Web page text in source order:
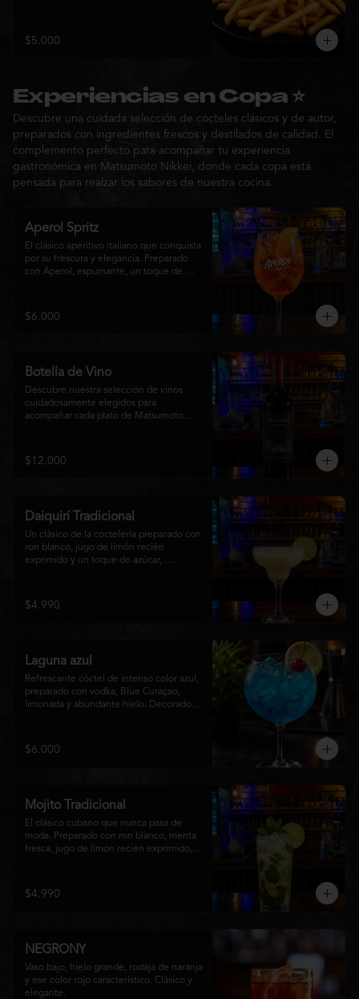
$5.000
Experiencias en Copa ⭐
Descubre una cuidada selección de cócteles clásicos y de autor,
preparados con ingredientes frescos y destilados de calidad. El
complemento perfecto para acompañar tu experiencia
gastronómica en Matsumoto Nikkei, donde cada copa está
pensada para realzar los sabores de nuestra cocina.
Aperol Spritz
El clásico aperitivo italiano que conquista
por su frescura y elegancia. Preparado
con Aperol, espumante, un toque de
refrescante y de notas cítricas, perfecto
para disfrutar antes de la comida o
$6.000
Botella de Vino
Descubre nuestra selección de vinos
cuidadosamente elegidos para
acompañar cada plato de Matsumoto
$12.000
Daiquirí Tradicional
Un clásico de la coctelería preparado con
ron blanco, jugo de limón recién
exprimido y un toque de azúcar,
cóctel equilibrado, de notas cítricas y
sabor intenso, perfecto para disfrutar en
$4.990
Laguna azul
Refrescante cóctel de intenso color azul,
preparado con vodka, Blue Curaçao,
limonada y abundante hielo. Decorado
final fresco, ideal para cualquier ocasión.
$6.000
Mojito Tradicional
El clásico cubano que nunca pasa de
moda. Preparado con ron blanco, menta
fresca, jugo de limón recién exprimido,
aromático y perfectamente equilibrado,
ideal para disfrutar en cualquier ocasión.
$4.990
NEGRONY
Vaso bajo, hielo grande, rodaja de naranja
y ese color rojo característico. Clásico y
elegante.